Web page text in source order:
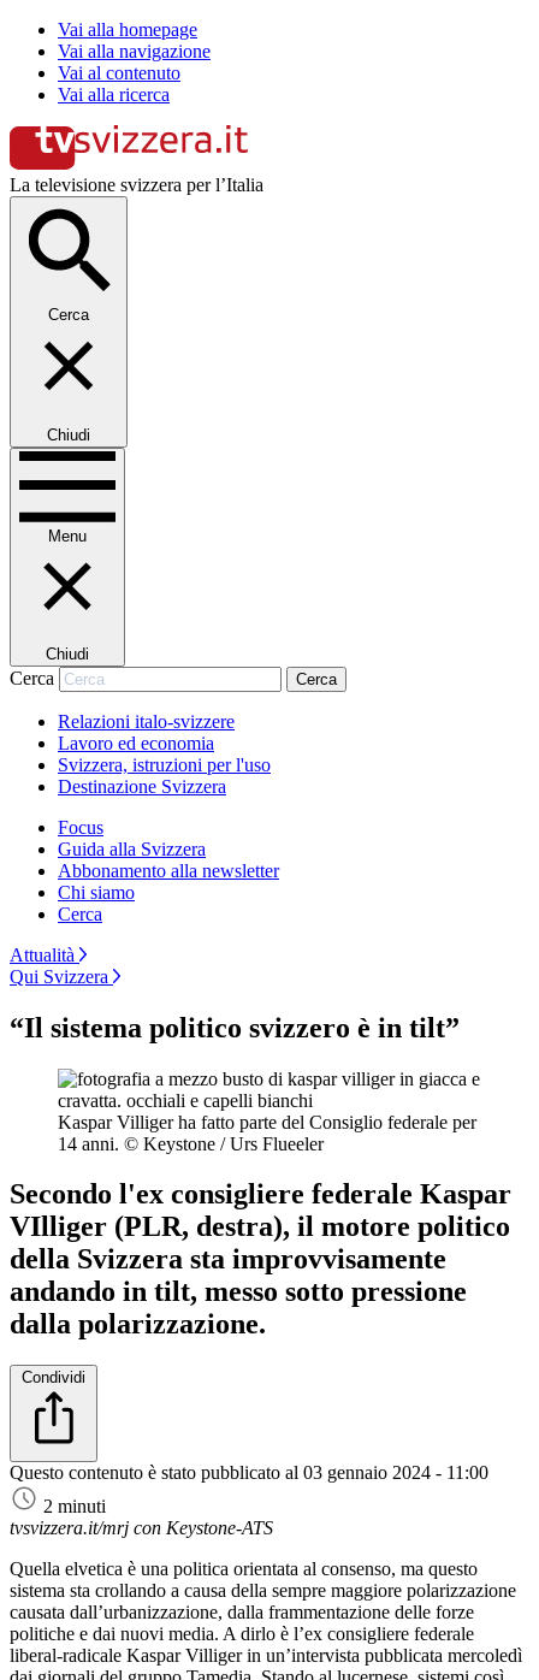
Vai alla homepage
Vai alla navigazione
Vai al contenuto
Vai alla ricerca
La televisione svizzera per l’Italia
Cerca
Chiudi
Menu
Chiudi
Cerca Cerca
Relazioni italo-svizzere
Lavoro ed economia
Svizzera, istruzioni per l'uso
Destinazione Svizzera
Focus
Guida alla Svizzera
Abbonamento alla newsletter
Chi siamo
Cerca
Attualità
Qui Svizzera
“Il sistema politico svizzero è in tilt”
Kaspar Villiger ha fatto parte del Consiglio federale per
14 anni. © Keystone / Urs Flueeler
Secondo l'ex consigliere federale Kaspar
VIlliger (PLR, destra), il motore politico
della Svizzera sta improvvisamente
andando in tilt, messo sotto pressione
dalla polarizzazione.
Condividi
Questo contenuto è stato pubblicato al 03 gennaio 2024 - 11:00
2 minuti
tvsvizzera.it/mrj con Keystone-ATS
Quella elvetica è una politica orientata al consenso, ma questo
sistema sta crollando a causa della sempre maggiore polarizzazione
causata dall’urbanizzazione, dalla frammentazione delle forze
politiche e dai nuovi media. A dirlo è l’ex consigliere federale
liberal-radicale Kaspar Villiger in un’intervista pubblicata mercoledì